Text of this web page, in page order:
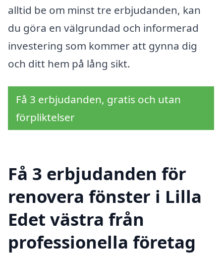
alltid be om minst tre erbjudanden, kan
du göra en välgrundad och informerad
investering som kommer att gynna dig
och ditt hem på lång sikt.
Få 3 erbjudanden, gratis och utan
förpliktelser
Få 3 erbjudanden för
renovera fönster i Lilla
Edet västra från
professionella företag